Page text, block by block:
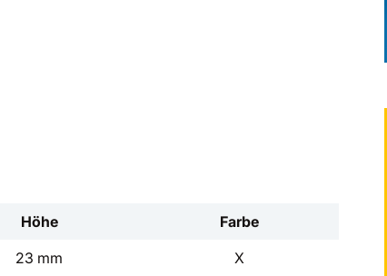
Höhe
23 mm
Farbe
X